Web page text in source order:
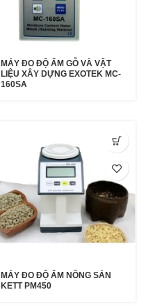
MÁY ĐO ĐỘ ẨM GỖ VÀ VẬT
LIỆU XÂY DỰNG EXOTEK MC-
160SA
MÁY ĐO ĐỘ ẨM NÔNG SẢN
KETT PM450